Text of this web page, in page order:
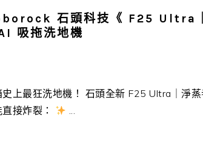
石頭科技《 F25 Ultra
吸拖洗地機
史上最狂洗地機！ 石頭全新 F25 Ultra｜淨
接炸裂： ...